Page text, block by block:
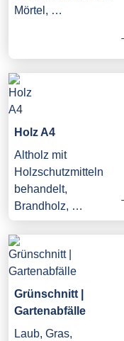
Mörtel, …
Holz A4
Altholz mit
Holzschutzmitteln
behandelt,
Brandholz, …
Grünschnitt |
Gartenabfälle
Laub, Gras,